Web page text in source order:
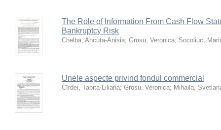
The Role of Information From Cash Flow
Bankruptcy Risk
Chelba, Ancuța-Anisia; Grosu, Veronica; Socoliuc,
Unele aspecte privind fondul commercial
Cîrdei, Tabita-Liliana; Grosu, Veronica; Mihaila,